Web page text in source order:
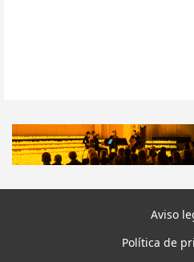
Aviso
Política de